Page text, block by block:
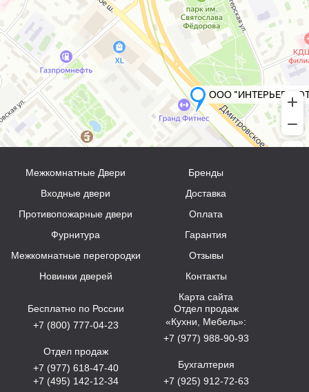
Межкомнатные Двери
Входные двери
Противопожарные двери
Фурнитура
Межкомнатные перегородки
Новинки дверей
Бренды
Доставка
Оплата
Гарантия
Отзывы
Контакты
Карта сайта
Бесплатно по России
+7 (800) 777-04-23
Отдел продаж
+7 (977) 618-47-40
+7 (495) 142-12-34
Отдел продаж
«Кухни, Мебель»:
+7 (977) 988-90-93
Бухгалтерия
+7 (925) 912-72-63